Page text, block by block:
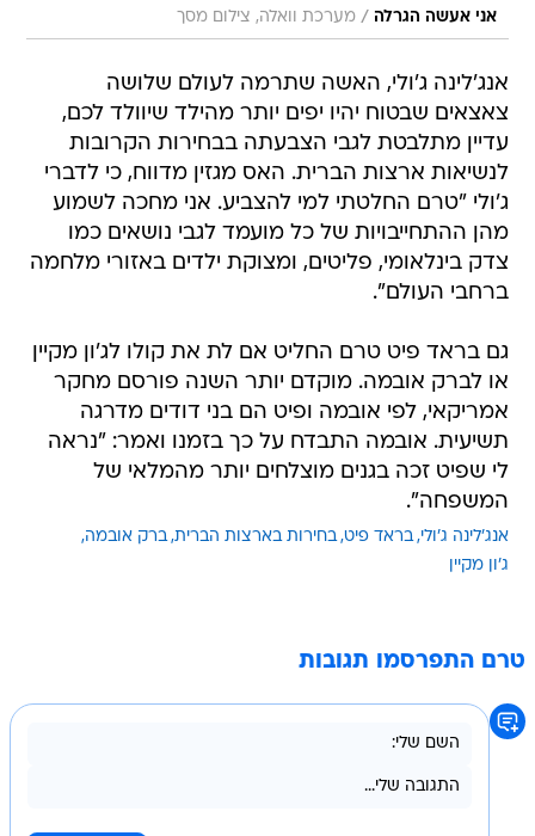
אני אעשה הגרלה / מערכת וואלה, צילום מסך
אנג'לינה ג'ולי, האשה שתרמה לעולם שלושה
צאצאים שבטוח יהיו יפים יותר מהילד שיוולד לכם,
עדיין מתלבטת לגבי הצבעתה בבחירות הקרובות
לנשיאות ארצות הברית. האס מגזין מדווח, כי לדברי
ג'ולי "טרם החלטתי למי להצביע. אני מחכה לשמוע
מהן ההתחייבויות של כל מועמד לגבי נושאים כמו
צדק בינלאומי, פליטים, ומצוקת ילדים באזורי מלחמה
ברחבי העולם".
גם בראד פיט טרם החליט אם לת את קולו לג'ון מקיין
או לברק אובמה. מוקדם יותר השנה פורסם מחקר
אמריקאי, לפי אובמה ופיט הם בני דודים מדרגה
תשיעית. אובמה התבדח על כך בזמנו ואמר: "נראה
לי שפיט זכה בגנים מוצלחים יותר מהמלאי של
המשפחה".
אנג'לינה ג'ולי בראד פיט בחירות בארצות הברית ברק אובמה
ג'ון מקיין
טרם התפרסמו תגובות